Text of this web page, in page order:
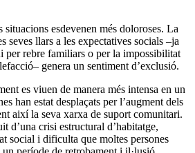
esdevenen més doloroses. La
seves llars a les expectatives socials –ja
per rebre familiars o per la impossibilitat
genera un sentiment d’exclusió.
es viuen de manera més intensa en un
han estat desplaçats per l’augment dels
així la seva xarxa de suport comunitari.
d’una crisi estructural d’habitatge,
social i dificulta que moltes persones